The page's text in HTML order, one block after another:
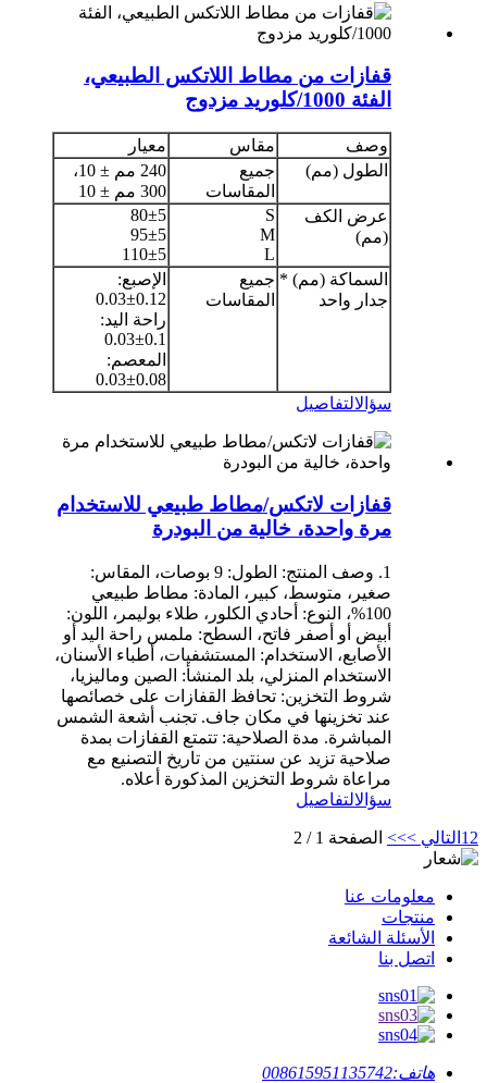
قفازات من مطاط اللاتكس الطبيعي،
الفئة 1000/كلوريد مزدوج
وصف مقاس
معيار
الطول (مم)
جميع
المقاسات
240 مم ± 10،
300 مم ± 10
عرض الكف
(مم)
S
M
L
80±5
95±5
110±5
السماكة (مم) *
جدار واحد
جميع
المقاسات
الإصبع:
0.12±0.03
راحة اليد:
0.1±0.03
المعصم:
0.08±0.03
سؤالالتفاصيل
قفازات لاتكس/مطاط طبيعي للاستخدام
مرة واحدة، خالية من البودرة
1. وصف المنتج: الطول: 9 بوصات، المقاس:
صغير، متوسط، كبير، المادة: مطاط طبيعي
100%، النوع: أحادي الكلور، طلاء بوليمر، اللون:
أبيض أو أصفر فاتح، السطح: ملمس راحة اليد أو
الأصابع، الاستخدام: المستشفيات، أطباء الأسنان،
الاستخدام المنزلي، بلد المنشأ: الصين وماليزيا،
شروط التخزين: تحافظ القفازات على خصائصها
عند تخزينها في مكان جاف. تجنب أشعة الشمس
المباشرة. مدة الصلاحية: تتمتع القفازات بمدة
صلاحية تزيد عن سنتين من تاريخ التصنيع مع
مراعاة شروط التخزين المذكورة أعلاه.
سؤالالتفاصيل
1 2 التالي >>> الصفحة 1 / 2
معلومات عنا
منتجات
الأسئلة الشائعة
اتصل بنا
هاتف:008615951135742